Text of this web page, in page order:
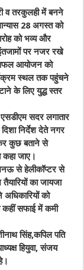
व तरकुलही में बनने
28 अगस्त को
को भव्य और
पर नजर रखे
सफल आयोजन को
स्थल तक पहुंचने
के लिए युद्ध स्तर
सदर लगातार
निर्देश देते नगर
कुछ बताने से
कहा जाए।
से हेलीकॉप्टर से
का जायजा
अधिकारियों को
कहीं सफाई में कमी
सिंह,कपिल पति
हियुवा, संजय